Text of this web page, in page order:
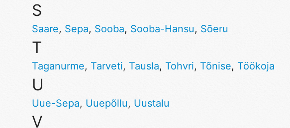
S
Saare, Sepa, Sooba, Sooba-Hansu, Sõeru
T
Taganurme, Tarveti, Tausla, Tohvri, Tõnise, Töökoja
U
Uue-Sepa, Uuepõllu, Uustalu
V